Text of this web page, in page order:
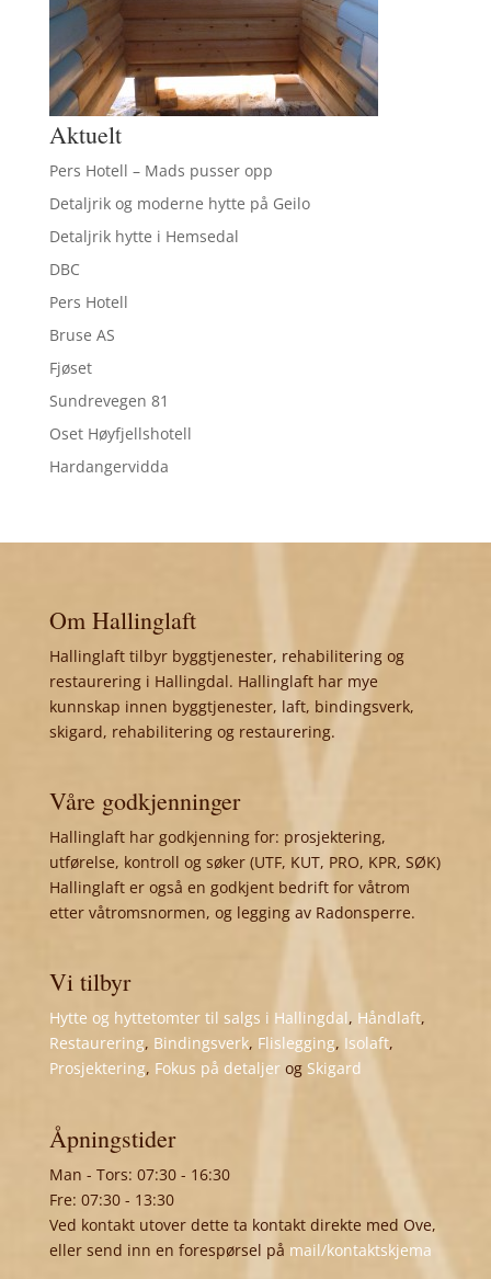
Aktuelt
Pers Hotell – Mads pusser opp
Detaljrik og moderne hytte på Geilo
Detaljrik hytte i Hemsedal
DBC
Pers Hotell
Bruse AS
Fjøset
Sundrevegen 81
Oset Høyfjellshotell
Hardangervidda
Om Hallinglaft
Hallinglaft tilbyr byggtjenester, rehabilitering og
restaurering i Hallingdal. Hallinglaft har mye
kunnskap innen byggtjenester, laft, bindingsverk,
skigard, rehabilitering og restaurering.
Våre godkjenninger
Hallinglaft har godkjenning for: prosjektering,
utførelse, kontroll og søker (UTF, KUT, PRO, KPR, SØK)
Hallinglaft er også en godkjent bedrift for våtrom
etter våtromsnormen, og legging av Radonsperre.
Vi tilbyr
Hytte og hyttetomter til salgs i Hallingdal, Håndlaft,
Restaurering, Bindingsverk, Flislegging, Isolaft,
Prosjektering, Fokus på detaljerog Skigard
Åpningstider
Man - Tors: 07:30 - 16:30
Fre: 07:30 - 13:30
Ved kontakt utover dette ta kontakt direkte med Ove,
eller send inn en forespørsel på mail/kontaktskjema